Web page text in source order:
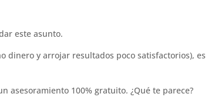
este asunto.
dinero y arrojar resultados poco satisfactorios), es
asesoramiento 100% gratuito. ¿Qué te parece?